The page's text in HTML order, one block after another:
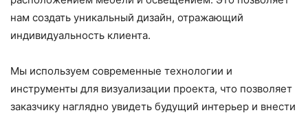
нам создать уникальный дизайн, отражающий
индивидуальность клиента.
Мы используем современные технологии и
инструменты для визуализации проекта, что позволяет
заказчику наглядно увидеть будущий интерьер и внести